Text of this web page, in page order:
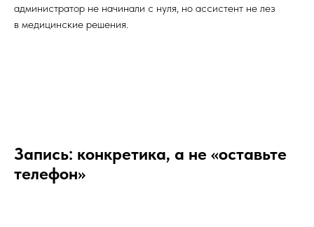
администратор не начинали с нуля, но ассистент не лез
в медицинские решения.
Запись: конкретика, а не «оставьте
телефон»